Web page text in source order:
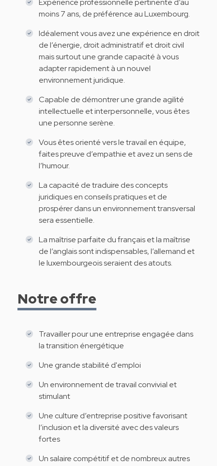
moins 7 ans, de préférence au Luxembourg.
Idéalement vous avez une expérience en droit
de l’énergie, droit administratif et droit civil
mais surtout une grande capacité à vous
adapter rapidement à un nouvel
environnement juridique.
Capable de démontrer une grande agilité
intellectuelle et interpersonnelle, vous êtes
une personne serène.
Vous êtes orienté vers le travail en équipe,
faites preuve d’empathie et avez un sens de
l’humour.
La capacité de traduire des concepts
juridiques en conseils pratiques et de
prospérer dans un environnement transversal
sera essentielle.
La maîtrise parfaite du français et la maîtrise
de l’anglais sont indispensables, l’allemand et
le luxembourgeois seraient des atouts.
Notre offre
Travailler pour une entreprise engagée dans
la transition énergétique
Une grande stabilité d'emploi
Un environnement de travail convivial et
stimulant
Une culture d’entreprise positive favorisant
l’inclusion et la diversité avec des valeurs
fortes
Un salaire compétitif et de nombreux autres